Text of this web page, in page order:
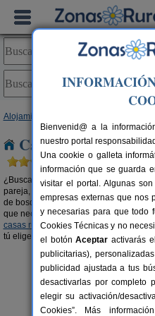
Alojamientos
Casas rurales en la
¿Buscas unacasa rural en la
pareja, con amigos o en familia,
de bosque es una experiencia única e
que necesitas y en mitad de un paraje
casas rurales con piscina en Segoviao
tú eliges.
Bienvenid@ a la
nuestro portal
Una cookie o galleta
información que se guarda
visitar el portal. Algunas
empresas externas que nos
y necesarias para que todo
Cookies Técnicas y no
el botónAceptar activarás
publicitarias),
publicidad ajustada a tus
desactivarlas por completo
elegir su activación/
Cookies”. Más